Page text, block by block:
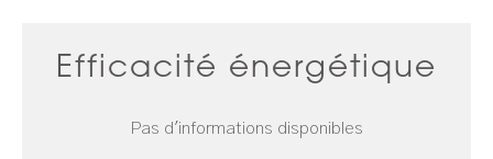
Efficacité énergétique
Pas d'informations disponibles